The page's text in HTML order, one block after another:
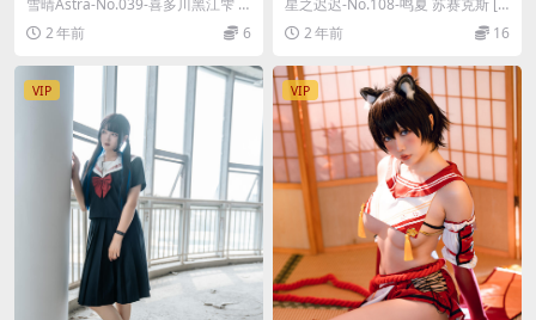
5P]，雪晴Astra在线作品导...
2 年前 6
5P]，星之迟迟在线作品导航：星之
迟...2 年前 16
VIP VIP